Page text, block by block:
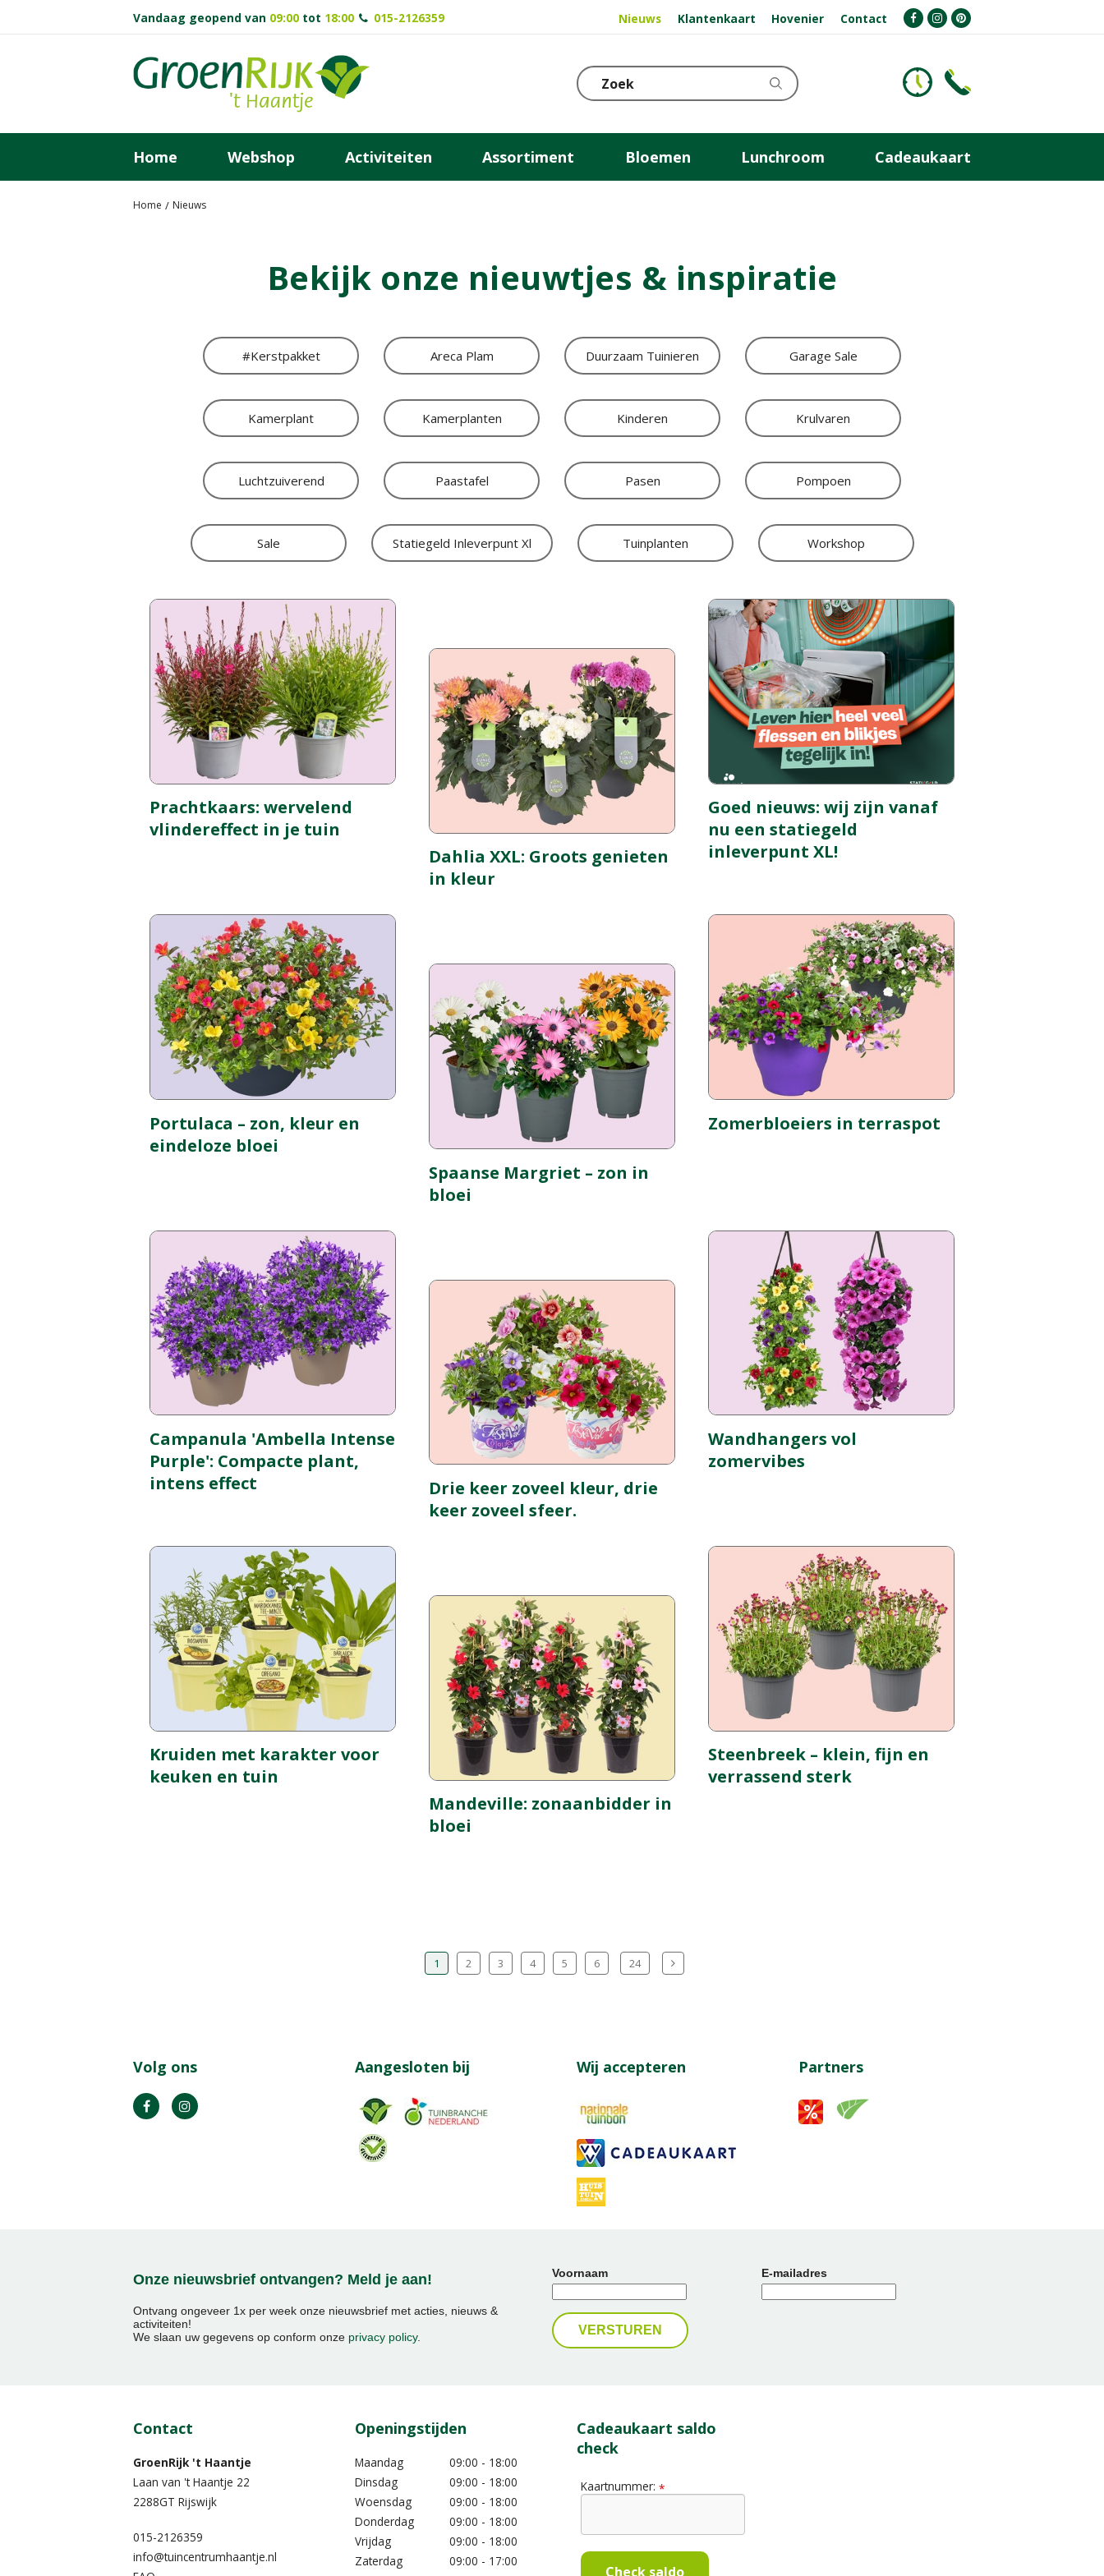
Home Nieuws
Vandaag geopend van 09:00 tot 18:00 015-2126359 Nieuws Klantenkaart Hovenier Contact
Home Webshop Activiteiten Assortiment Bloemen Lunchroom Cadeaukaart
Bekijk onze nieuwtjes & inspiratie
#kerstpakket Areca Plam Duurzaam Tuinieren Garage Sale
Kamerplant Kamerplanten Kinderen Krulvaren
Luchtzuiverend Paastafel Pasen Pompoen
Sale Statiegeld Inleverpunt Xl Tuinplanten Workshop
Prachtkaars: wervelend
vlindereffect in je tuin
Dahlia XXL: Groots genieten
in kleur
Goed nieuws: wij zijn vanaf
nu een statiegeld
inleverpunt XL!
Portulaca – zon, kleur en
eindeloze bloei
Spaanse Margriet – zon in
bloei
Zomerbloeiers in terraspot
Campanula 'Ambella Intense
Purple': Compacte plant,
intens effect
Drie keer zoveel kleur, drie
keer zoveel sfeer.
Wandhangers vol
zomervibes
Kruiden met karakter voor
keuken en tuin
Mandeville: zonaanbidder in
bloei
Steenbreek – klein, fijn en
verrassend sterk
1 2 3 4 5 6 24
Volg ons Aangesloten bij Wij accepteren Partners
Onze nieuwsbrief ontvangen? Meld je aan!
Ontvang ongeveer 1x per week onze nieuwsbrief met acties, nieuws &
activiteiten!
We slaan uw gegevens op conform onze privacy policy.
Voornaam E-mailadres
Contact
GroenRijk 't Haantje
Laan van 't Haantje 22
2288GT Rijswijk
015-2126359
info@tuincentrumhaantje.nl
Openingstijden
Maandag
09:00 - 18:00
Dinsdag
09:00 - 18:00
Woensdag
09:00 - 18:00
Donderdag
09:00 - 18:00
Vrijdag
09:00 - 18:00
Zaterdag
09:00 - 17:00
Cadeaukaart saldo
check
Kaartnummer: *
Check saldo